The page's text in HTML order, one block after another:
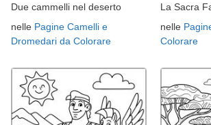
Due cammelli nel deserto
nelle Pagine Camelli e
Dromedari da Colorare
La Sacra
nelle
Colorare